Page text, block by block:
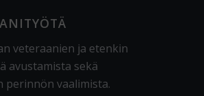
veteraanien ja etenkin
avustamista sekä
perinnön vaalimista.